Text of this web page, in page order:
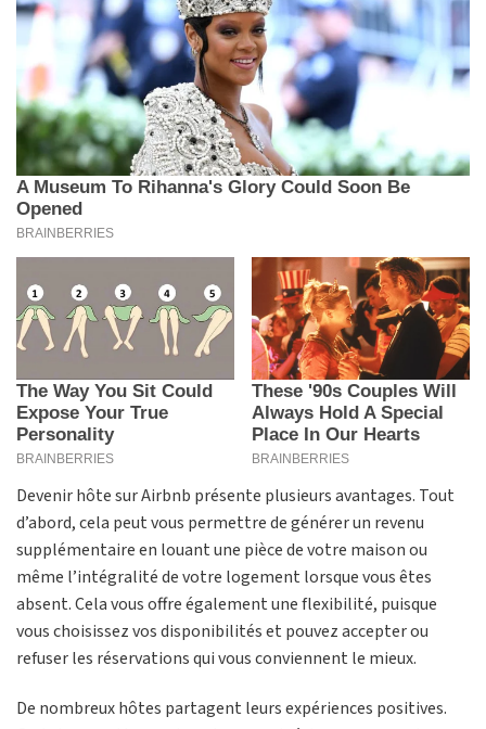
Devenir hôte sur Airbnb présente plusieurs avantages. Tout
d’abord, cela peut vous permettre de générer un revenu
supplémentaire en louant une pièce de votre maison ou
même l’intégralité de votre logement lorsque vous êtes
absent. Cela vous offre également une flexibilité, puisque
vous choisissez vos disponibilités et pouvez accepter ou
refuser les réservations qui vous conviennent le mieux.
De nombreux hôtes partagent leurs expériences positives.